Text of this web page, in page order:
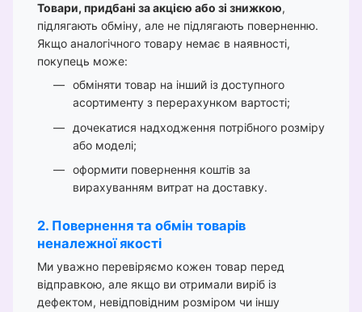
Товари, придбані за акцією або зі знижкою,
підлягають обміну, але не підлягають поверненню.
Якщо аналогічного товару немає в наявності,
покупець може:
обміняти товар на інший із доступного
асортименту з перерахунком вартості;
дочекатися надходження потрібного розміру
або моделі;
оформити повернення коштів за
вирахуванням витрат на доставку.
2. Повернення та обмін товарів
неналежної якості
Ми уважно перевіряємо кожен товар перед
відправкою, але якщо ви отримали виріб із
дефектом, невідповідним розміром чи іншу